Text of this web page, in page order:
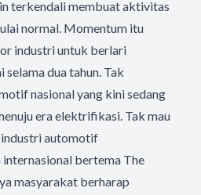
terkendali membuat aktivitas
normal. Momentum itu
industri untuk berlari
dua tahun. Tak
nasional yang kini sedang
era elektrifikasi. Tak mau
industri automotif
bertema The
masyarakat berharap